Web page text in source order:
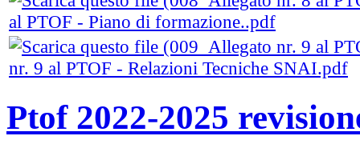
al PTOF - Piano di formazione..pdf
nr. 9 al PTOF - Relazioni Tecniche SNAI.pdf
Ptof 2022-2025